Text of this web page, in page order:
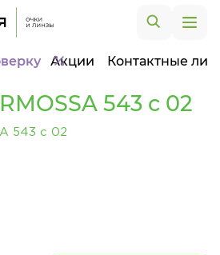
Акции Контактные
543 c 02